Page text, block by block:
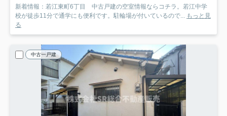
新着情報：若江東町6丁目 中古戸建の空室情報ならコチラ。若江中学
校が徒歩11分で通学にも便利です。駐輪場が付いているので...
もっと見
る
中古一戸建